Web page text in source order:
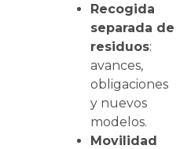
Recogida
separada de
residuos:
avances,
obligaciones
y nuevos
modelos.
Movilidad